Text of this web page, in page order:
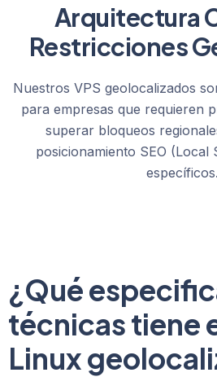
Arquitectura
Restricciones
Nuestros VPS geolocalizados
para empresas que requieren
superar bloqueos
posicionamiento SEO (Local
específicos.
¿Qué
técnicas tiene
Linux